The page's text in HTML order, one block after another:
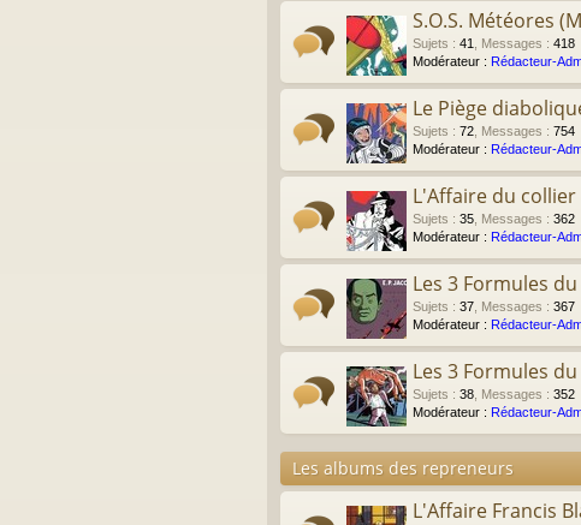
S.O.S. Météores
Sujets : 41 Messages : 418
Modérateur : Rédacteur-
Le Piège
Sujets : 72 Messages : 754
Modérateur : Rédacteur-
L'Affaire du collier
Sujets : 35 Messages : 362
Modérateur : Rédacteur-
Les 3 Formules
Sujets : 37 Messages : 367
Modérateur : Rédacteur-
Les 3 Formules
Sujets : 38 Messages : 352
Modérateur : Rédacteur-
Les albums des repreneurs
L'Affaire Francis